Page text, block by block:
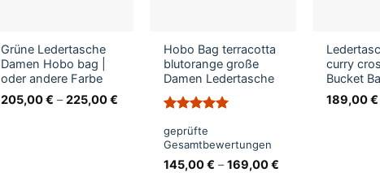
Grüne Ledertasche
Damen Hobo bag |
oder andere Farbe
205,00€ –225,00€
Hobo Bag terracotta
blutorange große
Damen Ledertasche
mit5von
5
geprüfte
Gesamtbewertungen
145,00€ –169,00€
curry
Bucket
189,00€